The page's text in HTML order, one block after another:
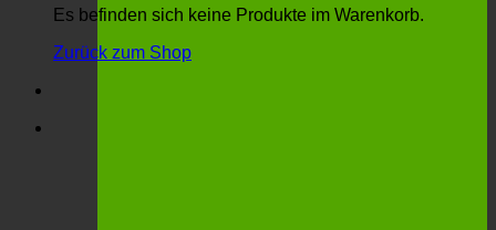
Es befinden sich keine Produkte im Warenkorb.
Zurück zum Shop